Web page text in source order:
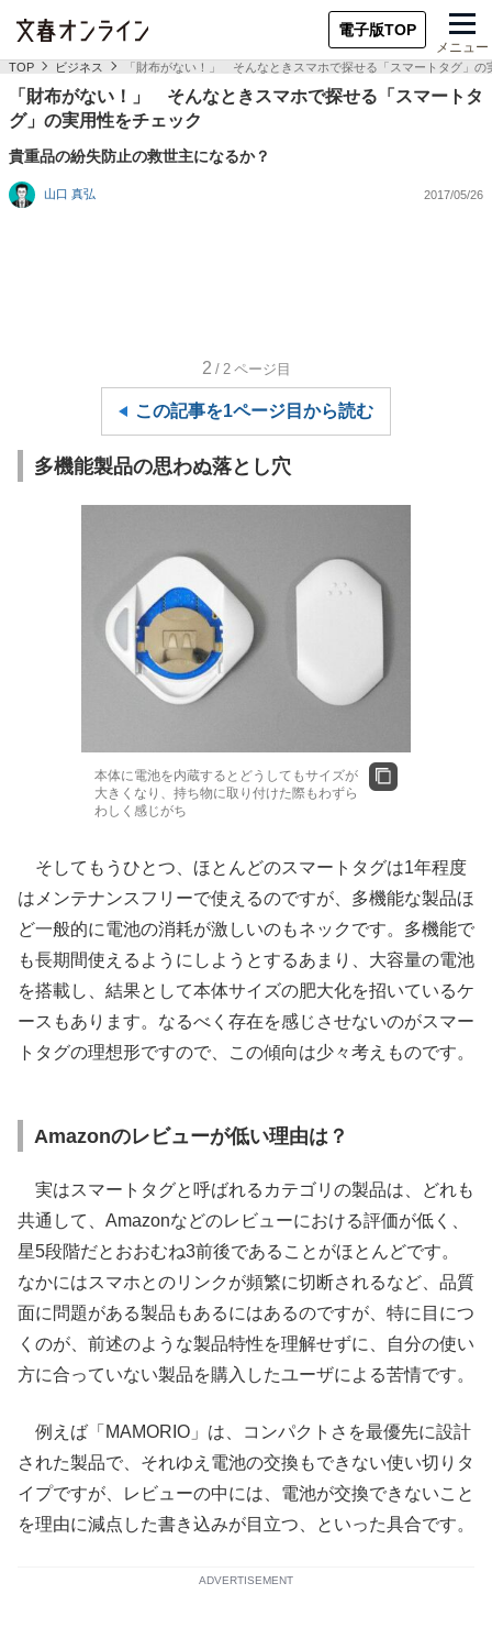
電子版TOP
メニュー
TOP ビジネス 「財布がない！」 そんなときスマホで探せる「スマートタグ」の
「財布がない！」 そんなときスマホで探せる「スマートタ
グ」の実用性をチェック
貴重品の紛失防止の救世主になるか？
山口 真弘 2017/05/26
2 /2 ページ目
この記事を1ページ目から読む
多機能製品の思わぬ落とし穴
本体に電池を内蔵するとどうしてもサイズが
大きくなり、持ち物に取り付けた際もわずら
わしく感じがち
そしてもうひとつ、ほとんどのスマートタグは1年程度
はメンテナンスフリーで使えるのですが、多機能な製品ほ
ど一般的に電池の消耗が激しいのもネックです。多機能で
も長期間使えるようにしようとするあまり、大容量の電池
を搭載し、結果として本体サイズの肥大化を招いているケ
ースもあります。なるべく存在を感じさせないのがスマー
トタグの理想形ですので、この傾向は少々考えものです。
Amazonのレビューが低い理由は？
実はスマートタグと呼ばれるカテゴリの製品は、どれも
共通して、Amazonなどのレビューにおける評価が低く、
星5段階だとおおむね3前後であることがほとんどです。
なかにはスマホとのリンクが頻繁に切断されるなど、品質
面に問題がある製品もあるにはあるのですが、特に目につ
くのが、前述のような製品特性を理解せずに、自分の使い
方に合っていない製品を購入したユーザによる苦情です。
例えば「MAMORIO」は、コンパクトさを最優先に設計
された製品で、それゆえ電池の交換もできない使い切りタ
イプですが、レビューの中には、電池が交換できないこと
を理由に減点した書き込みが目立つ、といった具合です。
ADVERTISEMENT